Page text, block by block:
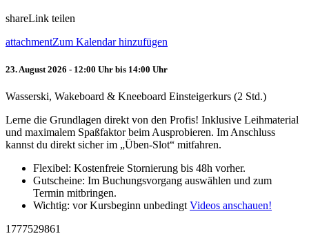
shareLink teilen
attachmentZum Kalendar hinzufügen
23. August 2026 - 12:00 Uhr bis 14:00 Uhr
Wasserski, Wakeboard & Kneeboard Einsteigerkurs (2 Std.)
Lerne die Grundlagen direkt von den Profis! Inklusive Leihmaterial
und maximalem Spaßfaktor beim Ausprobieren. Im Anschluss
kannst du direkt sicher im „Üben-Slot“ mitfahren.
Flexibel: Kostenfreie Stornierung bis 48h vorher.
Gutscheine: Im Buchungsvorgang auswählen und zum
Termin mitbringen.
Wichtig: vor Kursbeginn unbedingt Videos anschauen!
1777529861